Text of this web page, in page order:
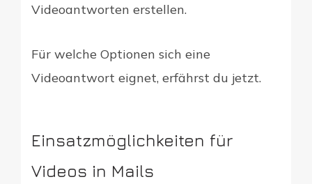
Videoantworten erstellen.
Für welche Optionen sich eine
Videoantwort eignet, erfährst du jetzt.
Einsatzmöglichkeiten für
Videos in Mails